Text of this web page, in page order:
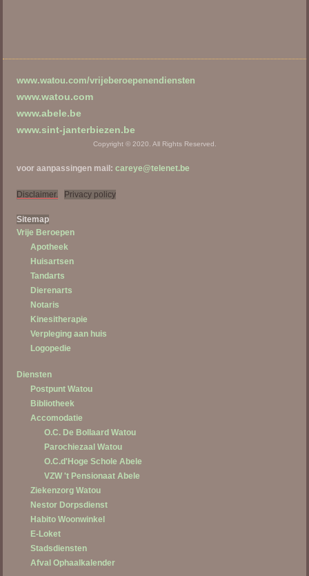
www.watou.com/vrijeberoepenendiensten
www.watou.com
www.abele.be
www.sint-janterbiezen.be
Copyright © 2020. All Rights Reserved.
voor aanpassingen mail:careye@telenet.be
Disclaimer. Privacy policy
Sitemap
Vrije Beroepen
Apotheek
Huisartsen
Tandarts
Dierenarts
Notaris
Kinesitherapie
Verpleging aan huis
Logopedie
Diensten
Postpunt Watou
Bibliotheek
Accomodatie
O.C. De Bollaard Watou
Parochiezaal Watou
O.C.d'Hoge Schole Abele
VZW 't Pensionaat Abele
Ziekenzorg Watou
Nestor Dorpsdienst
Habito Woonwinkel
E-Loket
Stadsdiensten
Afval Ophaalkalender